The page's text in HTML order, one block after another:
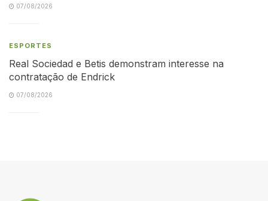
07/08/2026
ESPORTES
Real Sociedad e Betis demonstram interesse na
contratação de Endrick
07/08/2026